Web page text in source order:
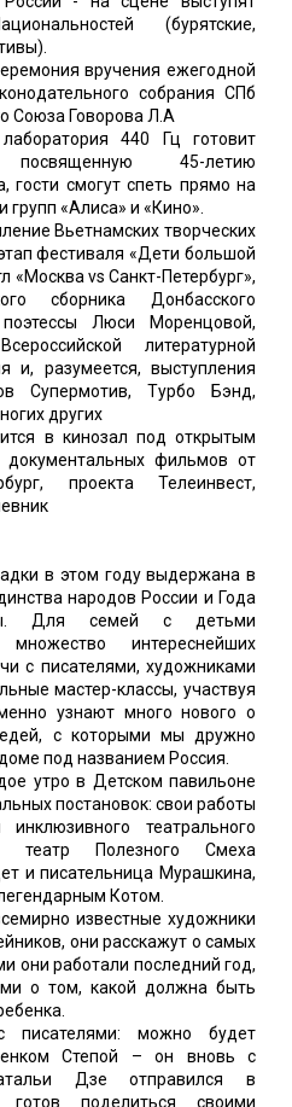
(бурятские,
вручения ежегодной
собрания СПб
Союза Говорова Л.А
440 Гц готовит
45-летию
гости смогут спеть прямо на
«Алиса» и «Кино».
Вьетнамских творческих
фестиваля «Дети большой
«Москва vs Санкт-Петербург»,
сборника Донбасского
Люси Моренцовой,
литературной
и, разумеется, выступления
Супермотив, Турбо Бэнд,
других
в кинозал под открытым
фильмов от
проекта Телеинвест,
в этом году выдержана в
народов России и Года
Для семей с детьми
интереснейших
с писателями, художниками
мастер-классы, участвуя
узнают много нового о
с которыми мы дружно
под названием Россия.
утро в Детском павильоне
постановок: свои работы
театрального
театр Полезного Смеха
и писательница Мурашкина,
Котом.
известные художники
они расскажут о самых
они работали последний год,
о том, какой должна быть
писателями: можно будет
Степой – он вновь с
Дзе отправился в
поделиться своими